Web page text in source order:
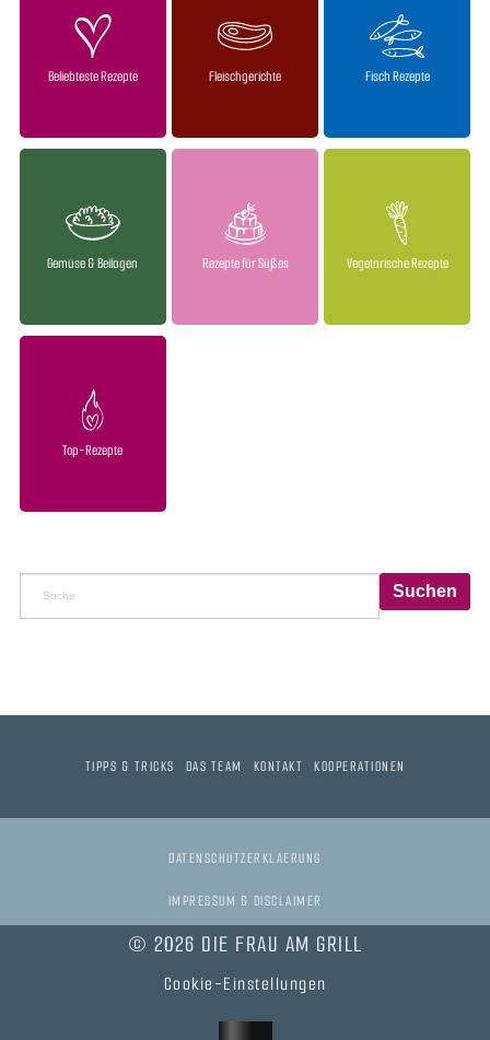
Beliebteste Rezepte Fleischgerichte Fisch Rezepte
Gemüse & Beilagen Rezepte für Süßes Vegetarische Rezepte
Top-Rezepte
TIPPS & TRICKS DAS TEAM KONTAKT KOOPERATIONEN
DATENSCHUTZERKLAERUNG
IMPRESSUM & DISCLAIMER
© 2026 DIE FRAU AM GRILL
Cookie-Einstellungen